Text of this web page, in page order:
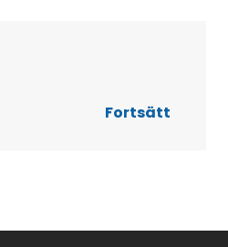
Fortsätt